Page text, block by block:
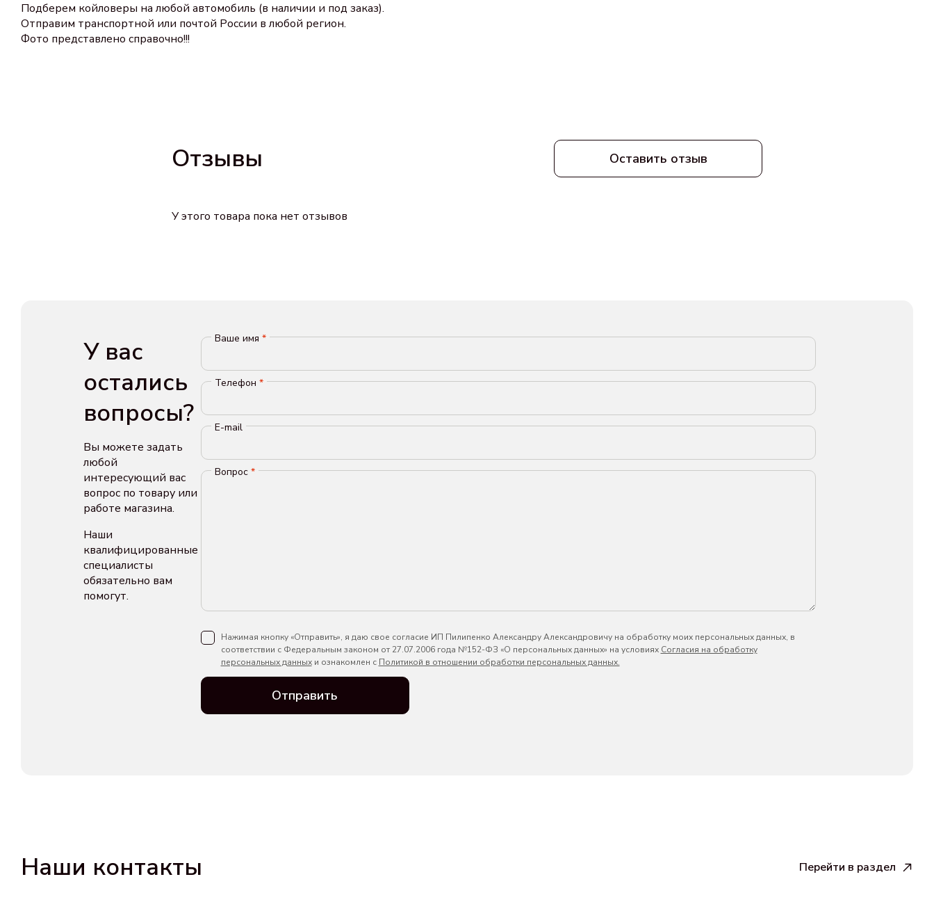
Подберем койловеры на любой автомобиль (в наличии и под заказ).
Отправим транспортной или почтой России в любой регион.
Фото представлено справочно!!!
Отзывы Оставить отзыв
У этого товара пока нет отзывов
У вас
остались
вопросы?
Вы можете задать
любой
интересующий вас
вопрос по товару или
работе магазина.
Наши
квалифицированные
специалисты
обязательно вам
помогут.
Ваше имя *
Телефон *
E-mail
Вопрос *
Нажимая кнопку «Отправить», я даю свое согласие ИП Пилипенко Александру Александровичу на обработку моих персональных данных, в
соответствии с Федеральным законом от 27.07.2006 года №152-ФЗ «О персональных данных» на условиях Согласия на обработку
персональных данныхи ознакомлен с Политикой в отношении обработки персональных данных.
Отправить
Наши контакты Перейти в раздел